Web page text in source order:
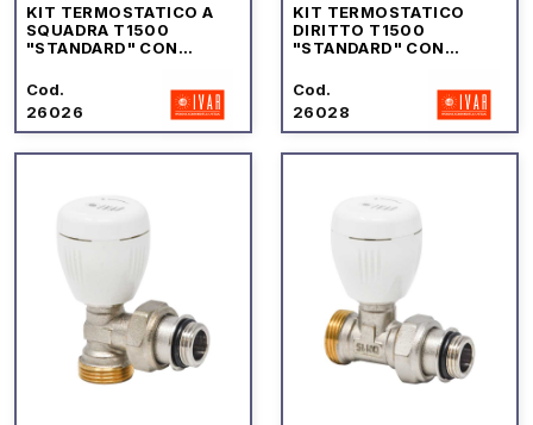
KIT TERMOSTATICO A
SQUADRA T1500
"STANDARD" CON
Cod.
26026
KIT TERMOSTATICO
DIRITTO T1500
"STANDARD" CON
Cod.
26028